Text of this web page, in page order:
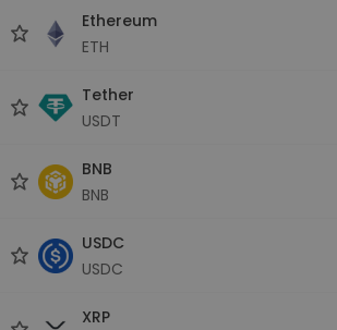
Ethereum
ETH
Tether
USDT
BNB
BNB
USDC
USDC
XRP